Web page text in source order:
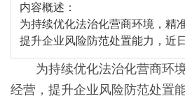
内容概述：
为持续优化法治化营商环境，精
提升企业风险防范处置能力，近
为持续优化法治化营商环
经营，提升企业风险防范处置